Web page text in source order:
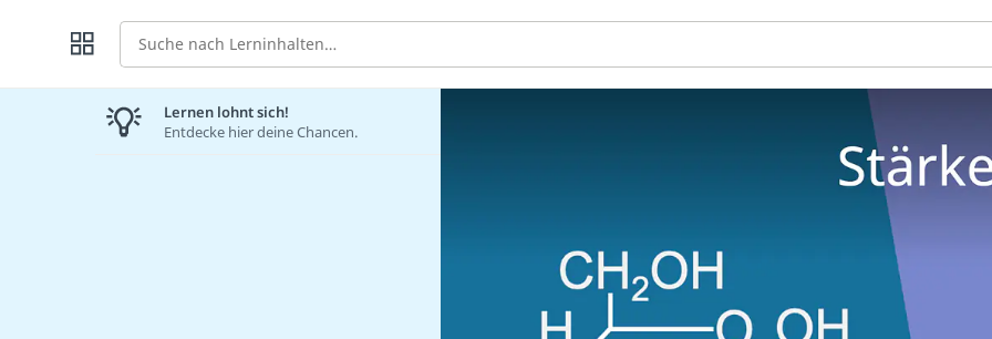
Suche
Lernen lohnt sich!
Entdecke hier deine Chancen.